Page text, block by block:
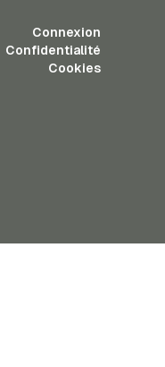
Connexion
Confidentialité
Cookies